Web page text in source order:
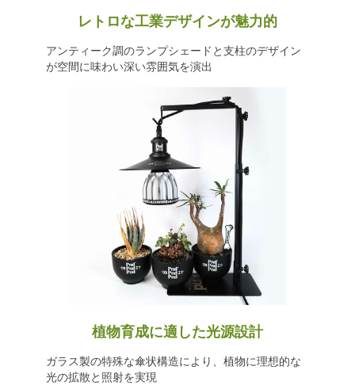
レトロな工業デザインが魅力的
アンティーク調のランプシェードと支柱のデザイン
が空間に味わい深い雰囲気を演出
植物育成に適した光源設計
ガラス製の特殊な傘状構造により、植物に理想的な
光の拡散と照射を実現